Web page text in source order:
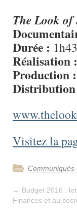
The Look of
Durée :
Réalisation :
Production :
Visitez la
Communiqués
← Budget 2016 :
Finances et au